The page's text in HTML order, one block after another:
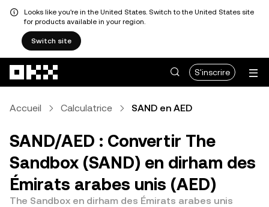
Looks like you're in the United States. Switch to the United States site
for products available in your region.
Switch site
S'inscrire
Accueil Calculatrice SAND en AED
SAND/AED : Convertir The
Sandbox (SAND) en dirham des
Émirats arabes unis (AED)
The Sandbox en dirham des Émirats arabes unis